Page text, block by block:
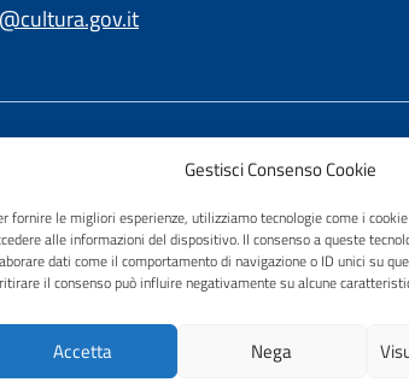
Gestisci Consenso Cookie
fornire le migliori esperienze, utilizziamo tecnologie come i
alle informazioni del dispositivo. Il consenso a queste
dati come il comportamento di navigazione o ID unici su
il consenso può influire negativamente su alcune
Accetta Nega